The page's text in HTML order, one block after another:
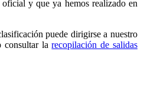
y que ya hemos realizado en
puede dirigirse a nuestro
consultar larecopilación de salidas